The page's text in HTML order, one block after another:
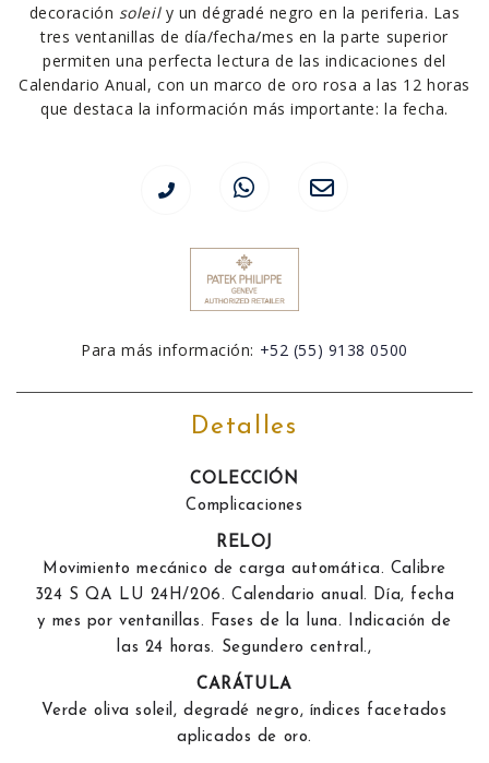
decoración soleily un dégradé negro en la periferia. Las
tres ventanillas de día/fecha/mes en la parte superior
permiten una perfecta lectura de las indicaciones del
Calendario Anual, con un marco de oro rosa a las 12 horas
que destaca la información más importante: la fecha.
Para más información: +52 (55) 9138 0500
Detalles
COLECCIÓN
Complicaciones
RELOJ
Movimiento mecánico de carga automática. Calibre
324 S QA LU 24H/206. Calendario anual. Día, fecha
y mes por ventanillas. Fases de la luna. Indicación de
las 24 horas. Segundero central.,
CARÁTULA
Verde oliva soleil, degradé negro, índices facetados
aplicados de oro.